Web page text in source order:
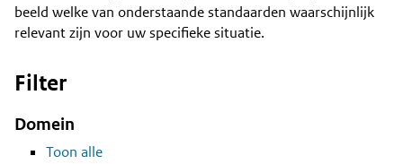
beeld welke van onderstaande standaarden waarschijnlijk
relevant zijn voor uw specifieke situatie.
Filter
Domein
Toon alle